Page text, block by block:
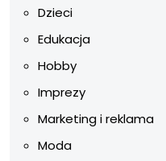
Dzieci
Edukacja
Hobby
Imprezy
Marketing i reklama
Moda